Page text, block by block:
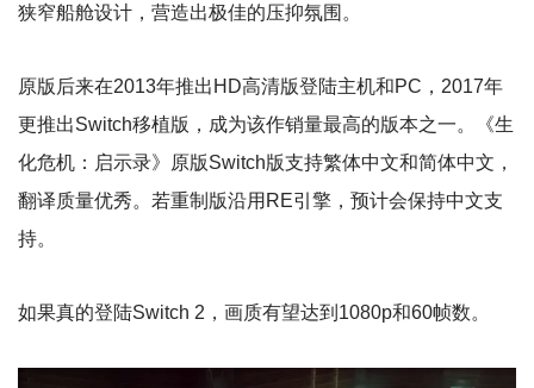
狭窄船舱设计，营造出极佳的压抑氛围。
原版后来在2013年推出HD高清版登陆主机和PC，2017年
更推出Switch移植版，成为该作销量最高的版本之一。《生
化危机：启示录》原版Switch版支持繁体中文和简体中文，
翻译质量优秀。若重制版沿用RE引擎，预计会保持中文支
持。
如果真的登陆Switch 2，画质有望达到1080p和60帧数。